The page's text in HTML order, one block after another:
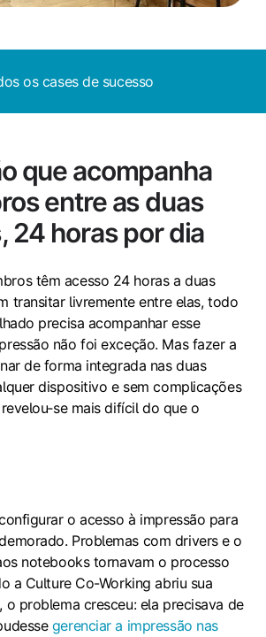
os cases de sucesso
que acompanha
entre as duas
24 horas por dia
têm acesso 24 horas a duas
transitar livremente entre elas, todo
precisa acompanhar esse
não foi exceção. Mas fazer a
de forma integrada nas duas
dispositivo e sem complicações
mais difícil do que o
o acesso à impressão para
Problemas com drivers e o
notebooks tornavam o processo
a Culture Co-Working abriu sua
o problema cresceu: ela precisava de
gerenciar a impressão nas